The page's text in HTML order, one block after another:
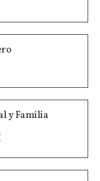
y Familia